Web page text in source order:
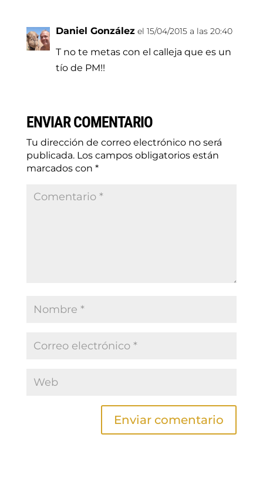
Daniel González el 15/04/2015 a las 20:40
T no te metas con el calleja que es un
tío de PM!!
ENVIAR COMENTARIO
Tu dirección de correo electrónico no será
publicada. Los campos obligatorios están
marcados con *